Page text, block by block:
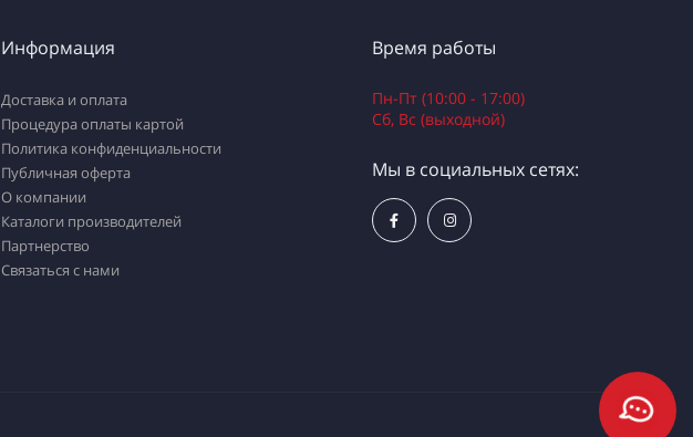
Информация
Доставка и оплата
Процедура оплаты картой
Политика конфиденциальности
Публичная оферта
О компании
Каталоги производителей
Партнерство
Связаться с нами
Время работы
Пн-Пт (10:00 - 17:00)
Сб, Вс (выходной)
Мы в социальных сетях: